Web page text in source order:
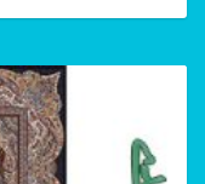
محصول